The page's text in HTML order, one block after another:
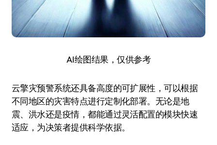
AI绘图结果，仅供参考
云擎灾预警系统还具备高度的可扩展性，可以根据
不同地区的灾害特点进行定制化部署。无论是地
震、洪水还是疫情，都能通过灵活配置的模块快速
适应，为决策者提供科学依据。